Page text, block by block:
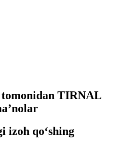
TIRNAL
izoh qo‘shing